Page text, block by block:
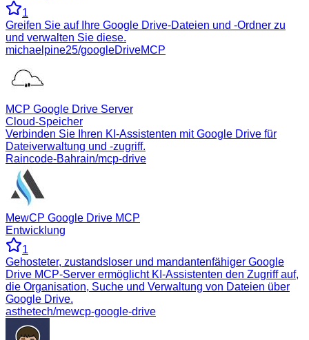
1
Greifen Sie auf Ihre Google Drive-Dateien und -Ordner zu
und verwalten Sie diese.
michaelpine25/googleDriveMCP
MCP Google Drive Server
Cloud-Speicher
Verbinden Sie Ihren KI-Assistenten mit Google Drive für
Dateiverwaltung und -zugriff.
Raincode-Bahrain/mcp-drive
MewCP Google Drive MCP
Entwicklung
1
Gehosteter, zustandsloser und mandantenfähiger Google
Drive MCP-Server ermöglicht KI-Assistenten den Zugriff auf,
die Organisation, Suche und Verwaltung von Dateien über
Google Drive.
asthetech/mewcp-google-drive